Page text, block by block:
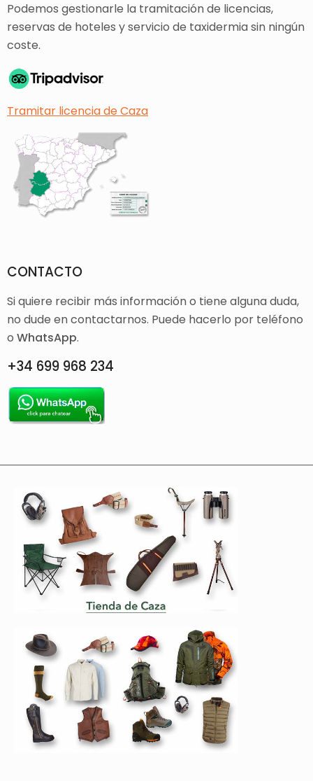
Podemos gestionarle la tramitación de licencias,
reservas de hoteles y servicio de taxidermia sin ningún
coste.
Tramitar licencia de Caza
CONTACTO
Si quiere recibir más información o tiene alguna duda,
no dude en contactarnos. Puede hacerlo por teléfono
o WhatsApp.
+34 699 968 234